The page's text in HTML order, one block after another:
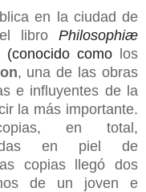
en la ciudad de
libro Philosophiæ
(conocido como los
, una de las obras
e influyentes de la
la más importante.
en total,
en piel de
copias llegó dos
de un joven e